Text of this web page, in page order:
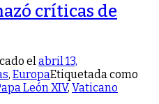
críticas de
elabril 13,
, EuropaEtiquetada como
León XIV, Vaticano